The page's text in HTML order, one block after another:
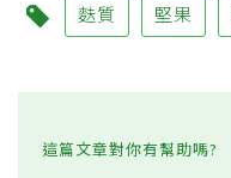
麩質 堅果
這篇文章對你有幫助嗎?